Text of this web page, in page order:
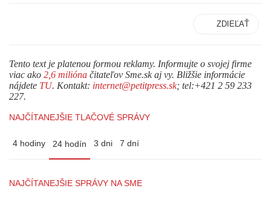
ZDIEĽAŤ
Tento text je platenou formou reklamy. Informujte o svojej firme
viac ako 2,6 milióna čitateľov Sme.sk aj vy. Bližšie informácie
nájdete TU. Kontakt: internet@petitpress.sk; tel:+421 2 59 233
227.
NAJČÍTANEJŠIE TLAČOVÉ SPRÁVY
4 hodiny 24 hodín 3 dni 7 dní
NAJČÍTANEJŠIE SPRÁVY NA SME